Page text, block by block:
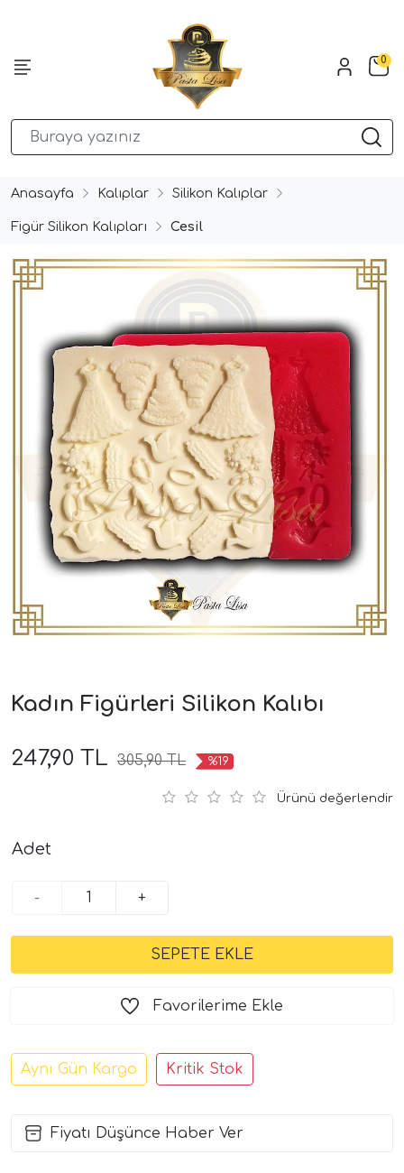
0
Anasayfa Kalıplar Silikon Kalıplar
Figür Silikon Kalıpları Cesil
Kadın Figürleri Silikon Kalıbı
247,90 TL 305,90 TL %19
Ürünü değerlendir
Adet
- +
Favorilerime Ekle
Aynı Gün Kargo Kritik Stok
Fiyatı Düşünce Haber Ver